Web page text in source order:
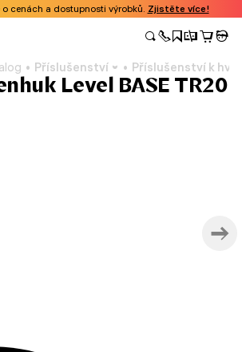
cenách a dostupnosti výrobků. Zjistěte více!
Příslušenství Příslušenství k
Level BASE TR20